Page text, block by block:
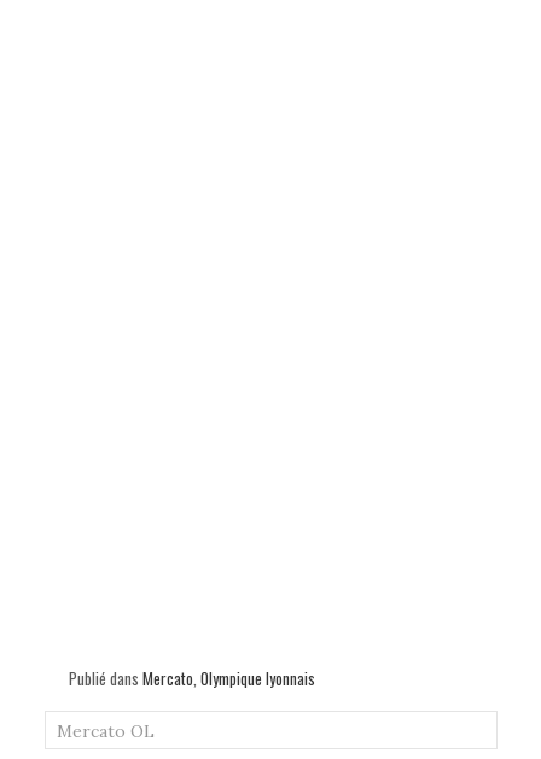
Publié dans Mercato Olympique lyonnais
Mercato OL